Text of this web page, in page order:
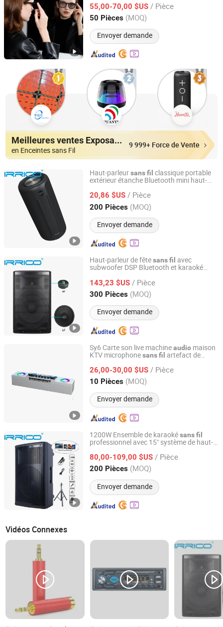
55,00-70,00 $US / Pièce
50 Pièces (MOQ)
Envoyer demande
Zhejiang, China Depuis 2024
Meilleures ventes Exposants
en Enceintes sans Fil
9 999+ Force de Vente
Haut-parleursansfil classique portable
extérieur étanche Bluetooth mini haut-
20,86 $US / Pièce
200 Pièces (MOQ)
Envoyer demande
Ningbo Jumboaudio Industrial Co., Ltd.
Zhejiang, China Depuis 2018
Haut-parleur de fêtesansfil avec
subwoofer DSP Bluetooth et karaoké
143,23 $US / Pièce
300 Pièces (MOQ)
Envoyer demande
Ningbo Jumboaudio Industrial Co., Ltd.
Zhejiang, China Depuis 2018
Sy6 Carte son live machineaudio maison
KTV microphonesansfil artefact de
26,00-30,00 $US / Pièce
10 Pièces (MOQ)
Envoyer demande
Huizhou Lecheng Development Co., Ltd
Guangdong, China Depuis 2023
1200W Ensemble de karaokésansfil
professionnel avec 15" système de haut-
TWS-Mic-FM haut-parleur de fête Bocina
Parlante Soundbox
80,00-109,00 $US / Pièce
200 Pièces (MOQ)
Envoyer demande
Ningbo Jumboaudio Industrial Co., Ltd.
Zhejiang, China Depuis 2018
Vidéos Connexes